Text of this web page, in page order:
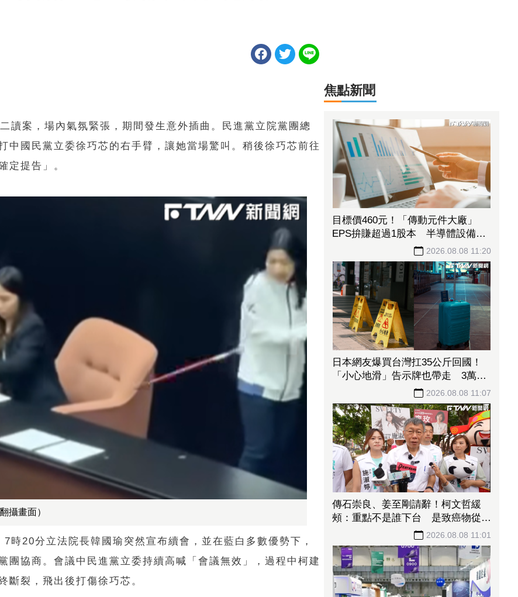
讀案，場內氣氛緊張，期間發生意外插曲。民進黨立院黨團總
中國民黨立委徐巧芯的右手臂，讓她當場驚叫。稍後徐巧芯前往
定提告」。
攝畫面）
時20分立法院長韓國瑜突然宣布續會，並在藍白多數優勢下，
團協商。會議中民進黨立委持續高喊「會議無效」，過程中柯建
斷裂，飛出後打傷徐巧芯。
焦點新聞
目標價460元！「傳動元件大廠」
EPS拚賺超過1股本 半導體設備需
2026.08.08 11:20
日本網友爆買台灣扛35公斤回國！
「小心地滑」告示牌也帶走 3萬人
2026.08.08 11:07
傳石崇良、姜至剛請辭！柯文哲緩
頰：重點不是誰下台 是致癌物從哪
2026.08.08 11:01